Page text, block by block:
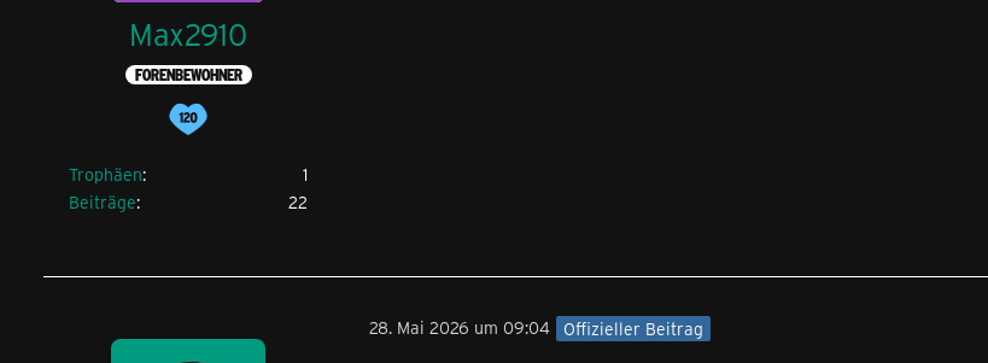
Max2910
FORENBEWOHNER
Trophäen
1
Beiträge
22
28. Mai 2026 um 09:04 Offizieller Beitrag